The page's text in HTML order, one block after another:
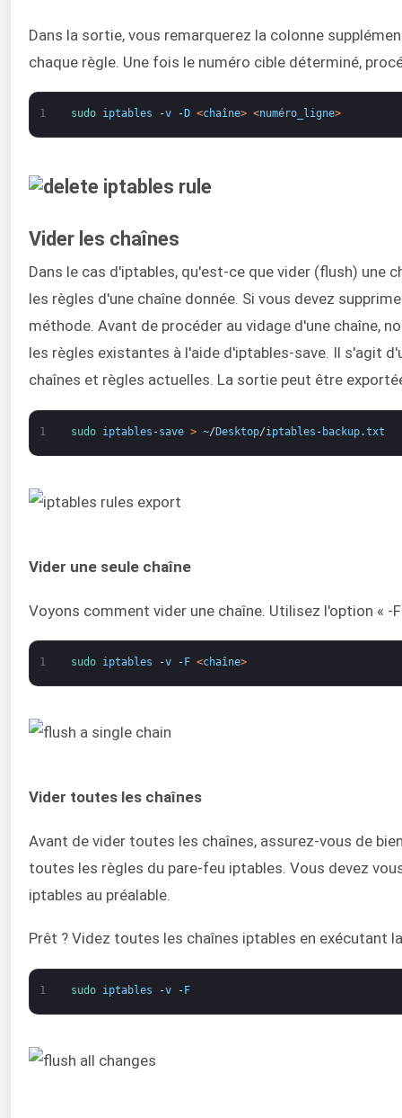
Dans la sortie, vous remarquerez la colonne
chaque règle. Une fois le numéro cible déterminé,
1 sudo iptables -v - D <chaîne> <numéro_ligne>
Vider les chaînes
Dans le cas d'iptables, qu'est-ce que vider (flush) une
les règles d'une chaîne donnée. Si vous devez
méthode. Avant de procéder au vidage d'une chaîne,
les règles existantes à l'aide d'iptables-save. Il s'agit
chaînes et règles actuelles. La sortie peut être
1 sudo iptables -save > ~/Desktop/iptables - backup.txt
Vider une seule chaîne
Voyons comment vider une chaîne. Utilisez l'option « -
1 sudo iptables -v - F <chaîne>
Vider toutes les chaînes
Avant de vider toutes les chaînes, assurez-vous de
toutes les règles du pare-feu iptables. Vous devez
iptables au préalable.
Prêt ? Videz toutes les chaînes iptables en exécutant
1 sudo iptables -v -F